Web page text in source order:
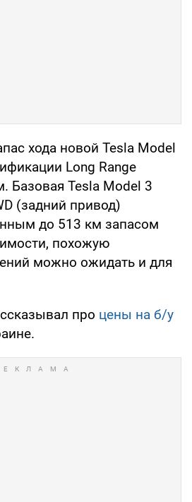
хода новой Tesla Model
Long Range
Базовая Tesla Model 3
(задний привод)
до 513 км запасом
похожую
можно ожидать и для
про цены на б/у